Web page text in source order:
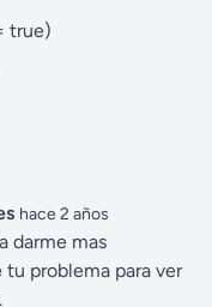
true)
hace 2 años
darme mas
problema para ver